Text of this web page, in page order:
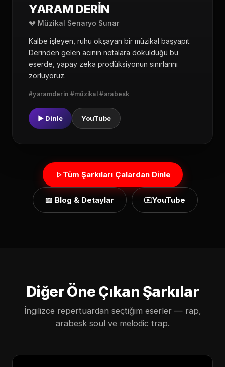
YARAM DERİN
💔 Müzikal Senaryo Sunar
Kalbe işleyen, ruhu okşayan bir müzikal başyapıt.
Derinden gelen acının notalara döküldüğü bu
eserde, yapay zeka prodüksiyonun sınırlarını
zorluyoruz.
#yaramderin #müzikal #arabesk
▶ Dinle YouTube
Tüm Şarkıları Çalardan Dinle
📖 Blog & Detaylar YouTube
Diğer Öne Çıkan Şarkılar
İngilizce repertuardan seçtiğim eserler — rap,
arabesk soul ve melodic trap.